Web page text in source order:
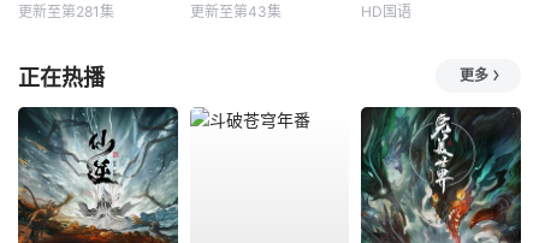
更新至第281集 更新至第43集 HD国语
正在热播 更多